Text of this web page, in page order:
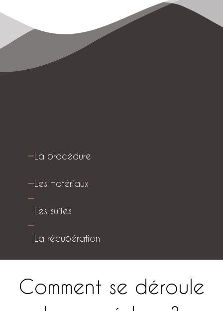
La procédure
Les matériaux
Les suites
La récupération
Comment se déroule